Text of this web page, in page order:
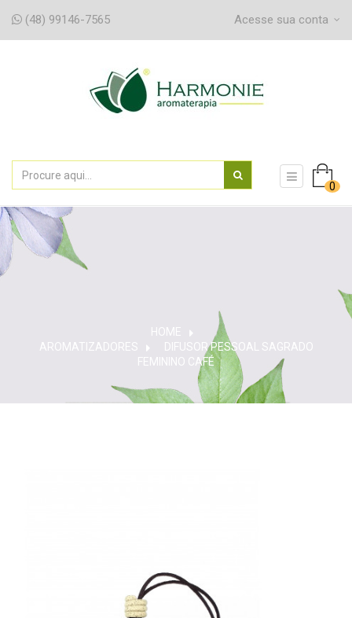
(48) 99146-7565 Acesse sua conta
0
de
HOME
AROMATIZADORES
>
DIFUSOR PESSOAL SAGRADO
FEMININO CAFÉ